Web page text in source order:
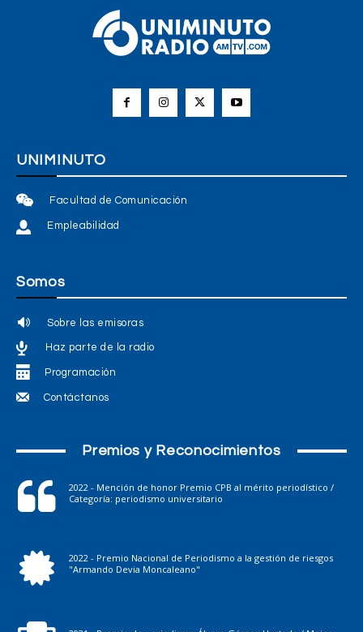
UNIMINUTO
Facultad de Comunicación
Empleabilidad
Somos
Sobre las emisoras
Haz parte de la radio
Programación
Contáctanos
Premios y Reconocimientos
2022 - Mención de honor Premio CPB al mérito periodístico /
Categoría: periodismo universitario
2022 - Premio Nacional de Periodismo a la gestión de riesgos
"Armando Devia Moncaleano"